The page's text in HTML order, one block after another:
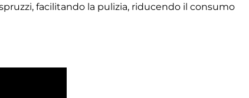
facilitando la pulizia, riducendo il consumo